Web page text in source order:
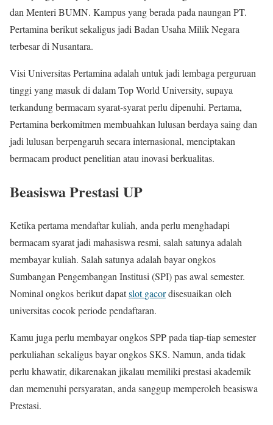
dan Menteri BUMN. Kampus yang berada pada naungan PT.
Pertamina berikut sekaligus jadi Badan Usaha Milik Negara
terbesar di Nusantara.
Visi Universitas Pertamina adalah untuk jadi lembaga perguruan
tinggi yang masuk di dalam Top World University, supaya
terkandung bermacam syarat-syarat perlu dipenuhi. Pertama,
Pertamina berkomitmen membuahkan lulusan berdaya saing dan
jadi lulusan berpengaruh secara internasional, menciptakan
bermacam product penelitian atau inovasi berkualitas.
Beasiswa Prestasi UP
Ketika pertama mendaftar kuliah, anda perlu menghadapi
bermacam syarat jadi mahasiswa resmi, salah satunya adalah
membayar kuliah. Salah satunya adalah bayar ongkos
Sumbangan Pengembangan Institusi (SPI) pas awal semester.
Nominal ongkos berikut dapatslot gacordisesuaikan oleh
universitas cocok periode pendaftaran.
Kamu juga perlu membayar ongkos SPP pada tiap-tiap semester
perkuliahan sekaligus bayar ongkos SKS. Namun, anda tidak
perlu khawatir, dikarenakan jikalau memiliki prestasi akademik
dan memenuhi persyaratan, anda sanggup memperoleh beasiswa
Prestasi.